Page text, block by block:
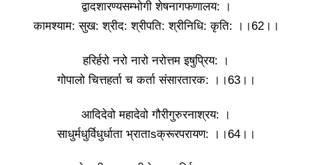
द्वादशारण्यसम्भोगी शेषनागफणालय: ।
कामश्याम: सुख: श्रीद: श्रीपति: श्रीनिधि: कृति: ।।62।।
हरिर्हरो नरो नारो नरोत्तम इषुप्रिय: ।
गोपालो चित्तहर्ता च कर्ता संसारतारक: ।।63।।
आदिदेवो महादेवो गौरीगुरुरनाश्रय: ।
साधुर्मधुर्विधुर्धाता भ्राताsक्रूरपरायण: ।।64।।